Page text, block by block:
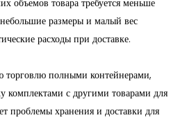
объемов товара требуется меньше
размеры и малый вес
расходы при доставке.
торговлю полными контейнерами,
комплектами с другими товарами для
проблемы хранения и доставки для